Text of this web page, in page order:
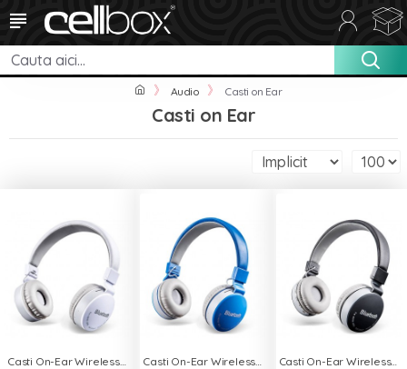
Audio Casti on Ear
Casti on Ear
Casti On-Ear Wireless cu Handsfree MS - 881A - Alb Casti On-Ear Wireless cu Handsfree MS - 881A - Negru